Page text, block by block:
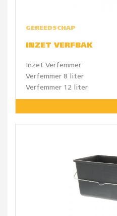
GEREEDSCHAP
INZET VERFBAK
Inzet Verfemmer
Verfemmer 8 liter
Verfemmer 12 liter